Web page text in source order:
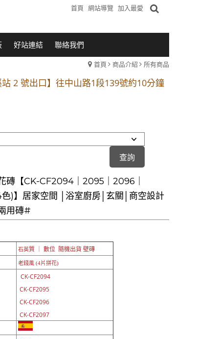
首頁 網站導覽 加入最愛
好站連結 聯絡我們
首頁 商品介紹 所有商品
段 到永平路路口(樂華夜市口)門口可停車
2 號出口】往中山路1段139號約10分鐘
2 號出口】往中山路1段139號約10分鐘
客戶加入 LINE官方帳號@a0975005573
磚【CK-CF2094｜2095｜2096｜
)】居家空間 │浴室廚房│玄關│商空設計
用磚#
石英質 ｜ 數位 隨機出貨 壁磚
老錢風 (4片拼花)
CK-CF2094
CK-CF2095
CK-CF2096
CK-CF2097